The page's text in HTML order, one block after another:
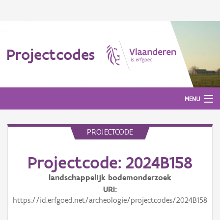
Projectcodes
MENU
PROJECTCODE
Projectcode: 2024B158
landschappelijk bodemonderzoek
URI
https://id.erfgoed.net/archeologie/projectcodes/2024B158